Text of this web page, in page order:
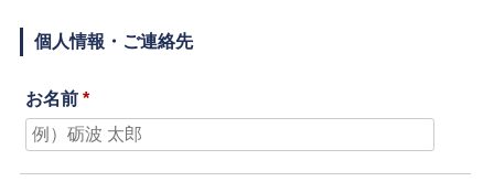
個人情報・ご連絡先
お名前 *